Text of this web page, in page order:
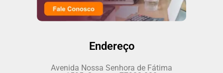
Endereço
Avenida Nossa Senhora de Fátima